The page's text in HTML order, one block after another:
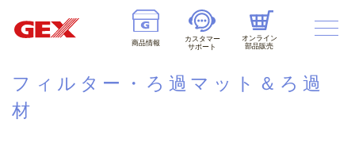
商品情報
カスタマー
サポート
オンライン
部品販売
フィルター・ろ過マット＆ろ過
材